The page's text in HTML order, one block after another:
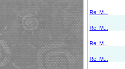
Re: M...
Re: M...
Re: M...
Re: M...